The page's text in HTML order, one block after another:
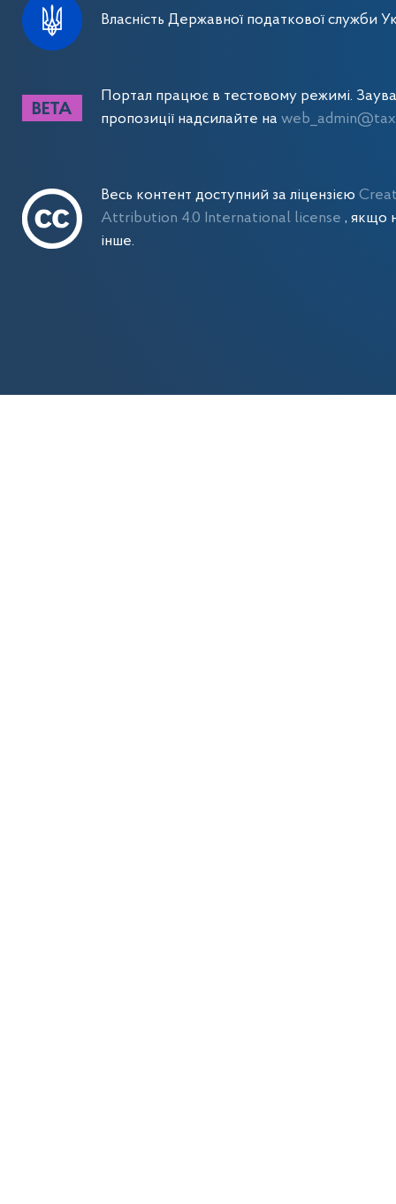
Власність Державної податкової служби
Портал працює в тестовому режимі.
пропозиції надсилайте на
Весь контент доступний за ліцензією
Attribution 4.0 International license, якщо
інше.